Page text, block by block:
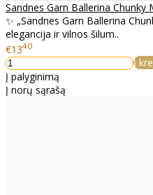
Sandnes Garn Ballerina Chunky
✨ „Sandnes Garn Ballerina
elegancija ir vilnos šilum..
€1340
Į
Į palyginimą
Į norų sąrašą